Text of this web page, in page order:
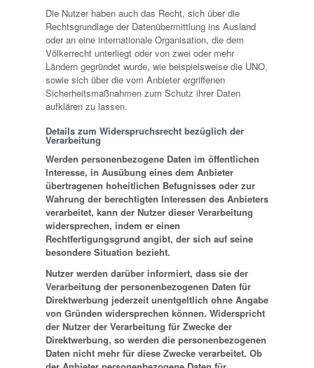
Die Nutzer haben auch das Recht, sich über die
Rechtsgrundlage der Datenübermittlung ins Ausland
oder an eine internationale Organisation, die dem
Völkerrecht unterliegt oder von zwei oder mehr
Ländern gegründet wurde, wie beispielsweise die UNO,
sowie sich über die vom Anbieter ergriffenen
Sicherheitsmaßnahmen zum Schutz ihrer Daten
aufklären zu lassen.
Details zum Widerspruchsrecht bezüglich der
Verarbeitung
Werden personenbezogene Daten im öffentlichen
Interesse, in Ausübung eines dem Anbieter
übertragenen hoheitlichen Befugnisses oder zur
Wahrung der berechtigten Interessen des Anbieters
verarbeitet, kann der Nutzer dieser Verarbeitung
widersprechen, indem er einen
Rechtfertigungsgrund angibt, der sich auf seine
besondere Situation bezieht.
Nutzer werden darüber informiert, dass sie der
Verarbeitung der personenbezogenen Daten für
Direktwerbung jederzeit unentgeltlich ohne Angabe
von Gründen widersprechen können. Widerspricht
der Nutzer der Verarbeitung für Zwecke der
Direktwerbung, so werden die personenbezogenen
Daten nicht mehr für diese Zwecke verarbeitet. Ob